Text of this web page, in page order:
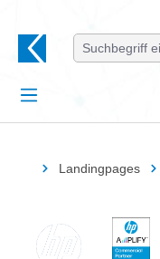
StartseiteLandingpages